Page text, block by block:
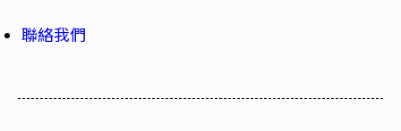
聯絡我們